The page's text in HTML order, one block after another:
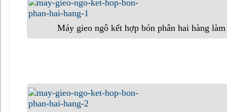
Máy gieo ngô kết hợp bón phân hai hàng